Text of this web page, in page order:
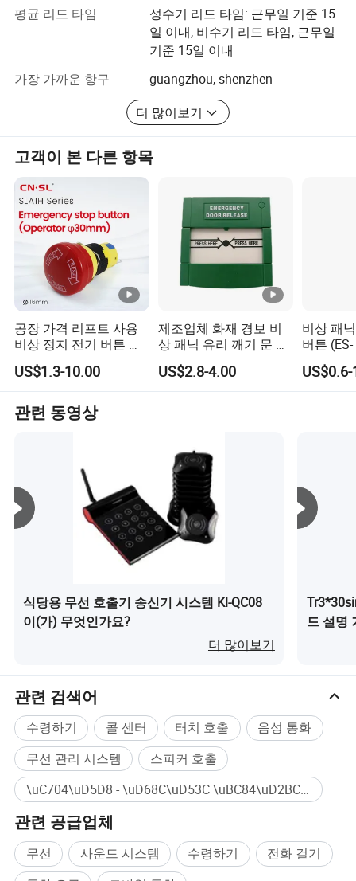
판매팀 및 기술팀의 뛰어난 노력을 바탕으로 판매해야 할
곳, 독일, 스페인, 이탈리아 등에 판매하는 대부분의 상품 -
유럽 시장. 전 세계 각지에서 통신 솔루션을 공유하기 위해
아프리카, 동남아시아 및 중동 지역 사람들과 제품을 공유
하고자 최선을 다하고 있습니다.
평균 리드 타임
성수기 리드 타임: 근무일 기준 15
일 이내, 비수기 리드 타임, 근무일
기준 15일 이내
가장 가까운 항구
guangzhou, shenzhen
더 많이보기
고객이 본 다른 항목
공장 가격 리프트 사용
비상 정지 전기 버튼 나
사 로쉬
US$1.3-10.00
제조업체 화재 경보 비
상 패닉 유리 깨기 문 해
제 출구 버튼 스위치 리
셋 가능한 비상 해제 화
재 출구 버튼
US$2.8-4.00
비상 패
버튼
관련 동영상
식당용 무선 호출기 송신기 시스템 Kl-QC08
이(가) 무엇인가요?
더 많이보기
드 설명
관련 검색어
수령하기 콜 센터 터치 호출
음성 통화
무선 관리 시스템
스피커 호출
\uC704\uD5D8 - \uD68C\uD53C \uBC84\uD2BC 대량구매
관련 공급업체
무선 사운드 시스템 수령하기
전화 걸기